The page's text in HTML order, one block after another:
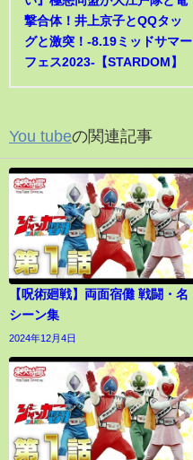
撃合体！井上京子とQQタッ
グと激突！-8.19ミッドサマー
フェス2023-【STARDOM】
You tubeの関連記事
【呪術廻戦】両面宿儺 戦闘・名
シーン集
2024年12月4日